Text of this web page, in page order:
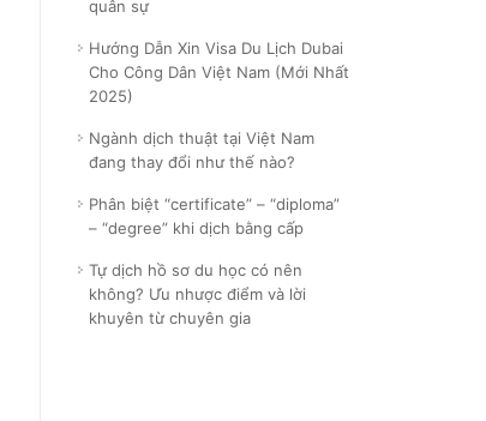
quân sự
Hướng Dẫn Xin Visa Du Lịch Dubai
Cho Công Dân Việt Nam (Mới Nhất
2025)
Ngành dịch thuật tại Việt Nam
đang thay đổi như thế nào?
Phân biệt “certificate” – “diploma”
– “degree” khi dịch bằng cấp
Tự dịch hồ sơ du học có nên
không? Ưu nhược điểm và lời
khuyên từ chuyên gia